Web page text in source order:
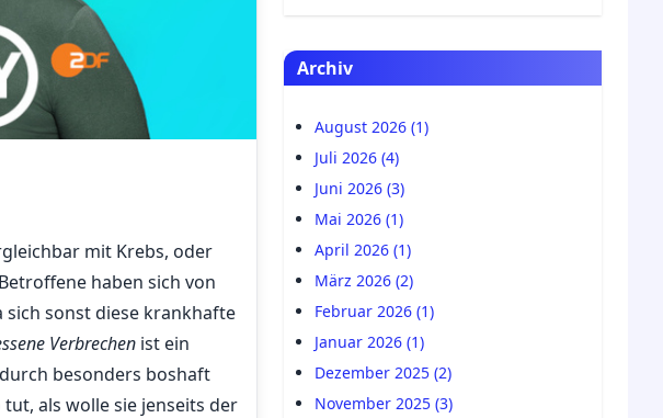
mit Krebs, oder
haben sich von
sonst diese krankhafte
Verbrechen ist ein
besonders boshaft
als wolle sie jenseits der
Archiv
August 2026 (1)
Juli 2026 (4)
Juni 2026 (3)
Mai 2026 (1)
April 2026 (1)
März 2026 (2)
Februar 2026 (1)
Januar 2026 (1)
Dezember 2025 (2)
November 2025 (3)